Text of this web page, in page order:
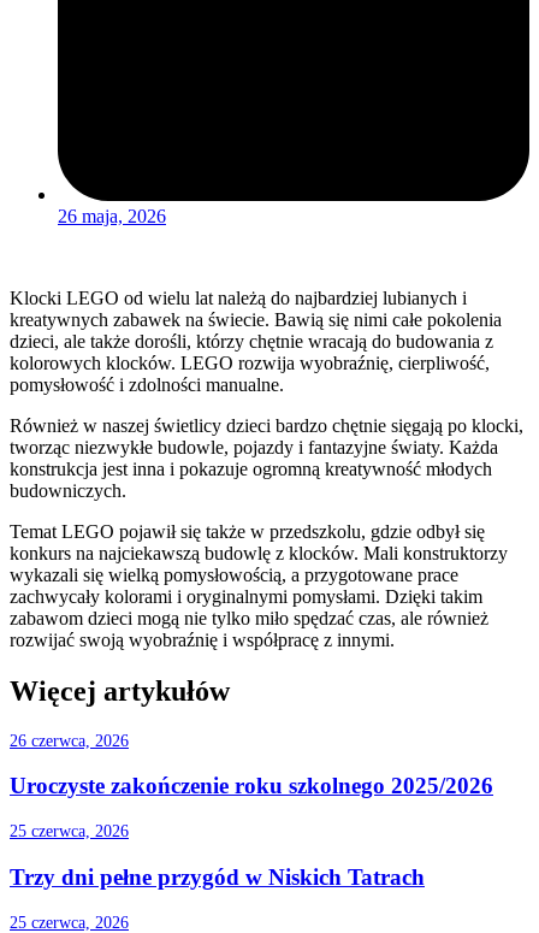
26 maja, 2026
Klocki LEGO od wielu lat należą do najbardziej lubianych i
kreatywnych zabawek na świecie. Bawią się nimi całe pokolenia
dzieci, ale także dorośli, którzy chętnie wracają do budowania z
kolorowych klocków. LEGO rozwija wyobraźnię, cierpliwość,
pomysłowość i zdolności manualne.
Również w naszej świetlicy dzieci bardzo chętnie sięgają po klocki,
tworząc niezwykłe budowle, pojazdy i fantazyjne światy. Każda
konstrukcja jest inna i pokazuje ogromną kreatywność młodych
budowniczych.
Temat LEGO pojawił się także w przedszkolu, gdzie odbył się
konkurs na najciekawszą budowlę z klocków. Mali konstruktorzy
wykazali się wielką pomysłowością, a przygotowane prace
zachwycały kolorami i oryginalnymi pomysłami. Dzięki takim
zabawom dzieci mogą nie tylko miło spędzać czas, ale również
rozwijać swoją wyobraźnię i współpracę z innymi.
Więcej artykułów
26 czerwca, 2026
Uroczyste zakończenie roku szkolnego 2025/2026
25 czerwca, 2026
Trzy dni pełne przygód w Niskich Tatrach
25 czerwca, 2026